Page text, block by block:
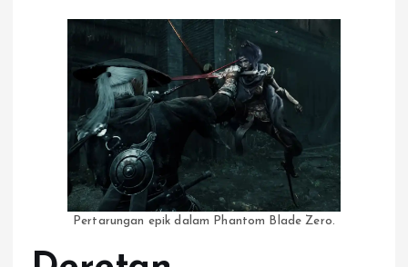
Pertarungan epik dalam Phantom Blade Zero.